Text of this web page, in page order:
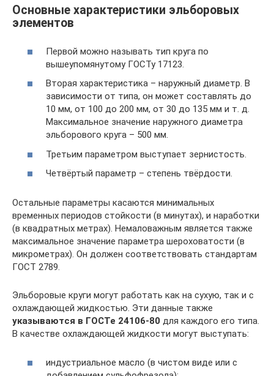
Основные характеристики эльборовых
элементов
Первой можно называть тип круга по
вышеупомянутому ГОСТу 17123.
Вторая характеристика – наружный диаметр. В
зависимости от типа, он может составлять до
10 мм, от 100 до 200 мм, от 30 до 135 мм и т. д.
Максимальное значение наружного диаметра
эльборового круга – 500 мм.
Третьим параметром выступает зернистость.
Четвёртый параметр – степень твёрдости.
Остальные параметры касаются минимальных
временных периодов стойкости (в минутах), и наработки
(в квадратных метрах). Немаловажным является также
максимальное значение параметра шероховатости (в
микрометрах). Он должен соответствовать стандартам
ГОСТ 2789.
Эльборовые круги могут работать как на сухую, так и с
охлаждающей жидкостью. Эти данные также
указываются в ГОСТе 24106-80 для каждого его типа.
В качестве охлаждающей жидкости могут выступать:
индустриальное масло (в чистом виде или с